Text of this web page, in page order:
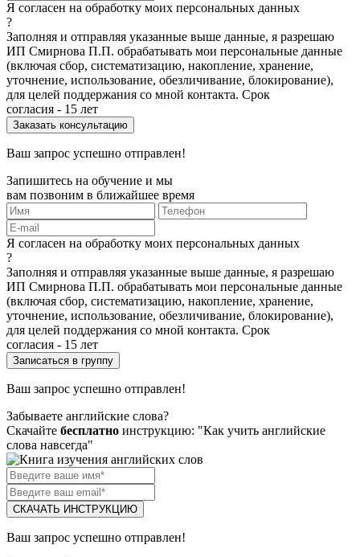
Я согласен на обработку моих персональных данных
?
Заполняя и отправляя указанные выше данные, я разрешаю
ИП Смирнова П.П. обрабатывать мои персональные данные
(включая сбор, систематизацию, накопление, хранение,
уточнение, использование, обезличивание, блокирование),
для целей поддержания со мной контакта. Срок
согласия - 15 лет
Ваш запрос успешно отправлен!
Запишитесь на обучение и мы
вам позвоним в ближайшее время
Я согласен на обработку моих персональных данных
?
Заполняя и отправляя указанные выше данные, я разрешаю
ИП Смирнова П.П. обрабатывать мои персональные данные
(включая сбор, систематизацию, накопление, хранение,
уточнение, использование, обезличивание, блокирование),
для целей поддержания со мной контакта. Срок
согласия - 15 лет
Ваш запрос успешно отправлен!
Забываете английские слова?
Скачайте бесплатно инструкцию: "Как учить английские
слова навсегда"
СКАЧАТЬ ИНСТРУКЦИЮ
Ваш запрос успешно отправлен!